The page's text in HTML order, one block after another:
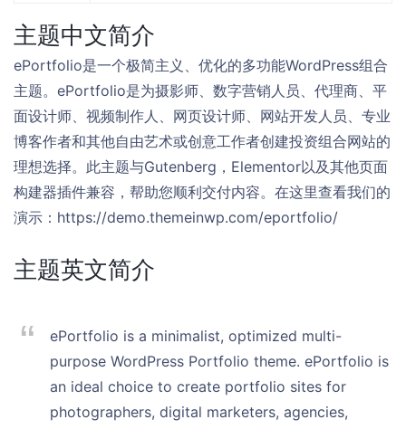
主题中文简介
ePortfolio是一个极简主义、优化的多功能WordPress组合
主题。ePortfolio是为摄影师、数字营销人员、代理商、平
面设计师、视频制作人、网页设计师、网站开发人员、专业
博客作者和其他自由艺术或创意工作者创建投资组合网站的
理想选择。此主题与Gutenberg，Elementor以及其他页面
构建器插件兼容，帮助您顺利交付内容。在这里查看我们的
演示：https://demo.themeinwp.com/eportfolio/
主题英文简介
ePortfolio is a minimalist, optimized multi-
purpose WordPress Portfolio theme. ePortfolio is
an ideal choice to create portfolio sites for
photographers, digital marketers, agencies,